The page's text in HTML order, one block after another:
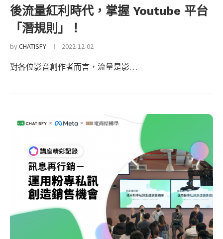
後流量紅利時代，掌握 Youtube 平台
「潛規則」！
byCHATISFY 2022-12-02
對各位影音創作者而言，流量是影…